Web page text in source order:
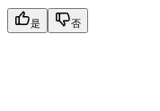
是 否